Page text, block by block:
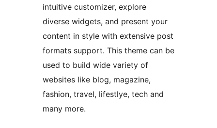
intuitive customizer, explore
diverse widgets, and present your
content in style with extensive post
formats support. This theme can be
used to build wide variety of
websites like blog, magazine,
fashion, travel, lifestlye, tech and
many more.